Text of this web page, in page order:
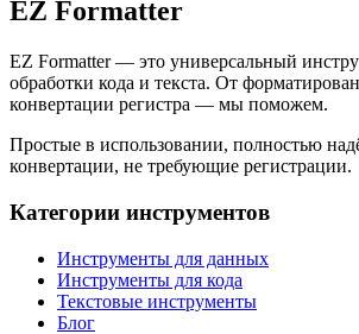
EZ Formatter
EZ Formatter — это универсальный
обработки кода и текста. От
конвертации регистра — мы поможем.
Простые в использовании, полностью
конвертации, не требующие регистрации.
Категории инструментов
Инструменты для данных
Инструменты для кода
Текстовые инструменты
Блог